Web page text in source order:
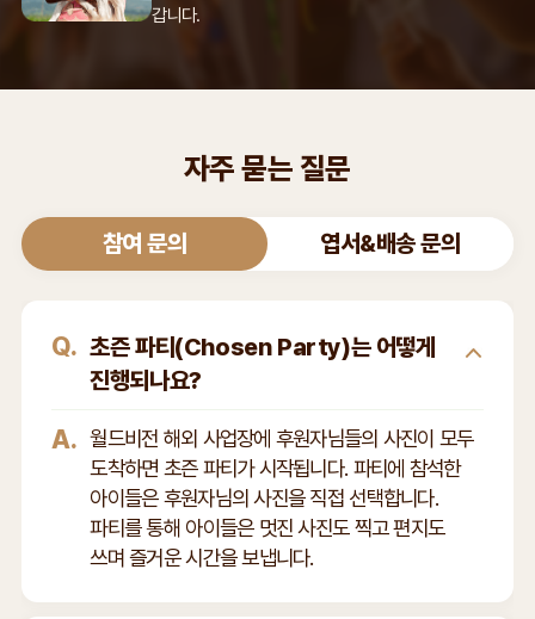
갑니다.
자주 묻는 질문
참여 문의 엽서&배송 문의
Q. 초즌 파티(Chosen Party)는 어떻게
진행되나요?
A. 월드비전 해외 사업장에 후원자님들의 사진이 모두
도착하면 초즌 파티가 시작됩니다. 파티에 참석한
아이들은 후원자님의 사진을 직접 선택합니다.
파티를 통해 아이들은 멋진 사진도 찍고 편지도
쓰며 즐거운 시간을 보냅니다.